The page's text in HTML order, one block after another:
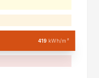
419 kWh/m²